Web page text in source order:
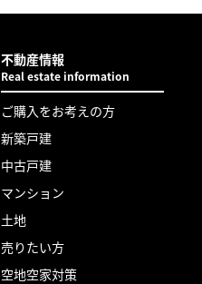
不動産情報
Real estate information
ご購入をお考えの方
新築戸建
中古戸建
マンション
土地
売りたい方
空地空家対策